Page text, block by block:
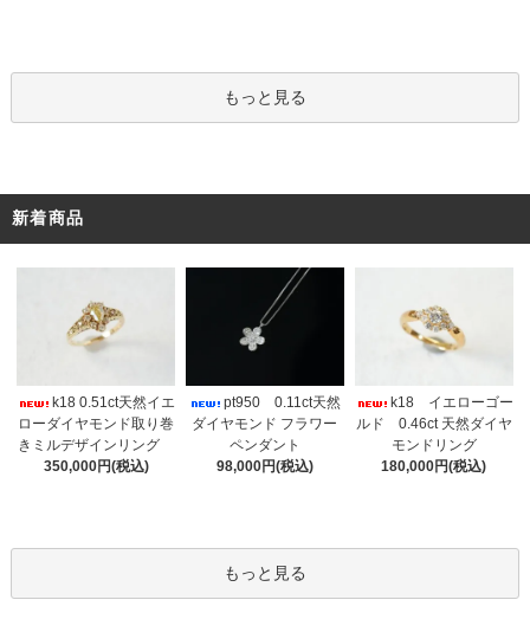
もっと見る
新着商品
k18 0.51ct天然イエ
ローダイヤモンド取り巻
きミルデザインリング
350,000円(税込)
pt950 0.11ct天然
ダイヤモンド フラワー
ペンダント
98,000円(税込)
k18 イエローゴー
ルド 0.46ct 天然ダイヤ
モンドリング
180,000円(税込)
もっと見る